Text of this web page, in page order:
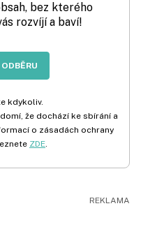
bez kterého
rozvíjí a baví!
kdykoliv.
že dochází ke sbírání a
o zásadách ochrany
ZDE.